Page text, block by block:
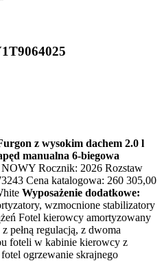
z wysokim dachem 2.0 l
manualna 6-biegowa
Rocznik: 2026 Rozstaw
Cena katalogowa: 260 305,00
Wyposażenie dodatkowe:
wzmocnione stabilizatory
Fotel kierowcy amortyzowany
pełną regulacją, z dwoma
foteli w kabinie kierowcy z
ogrzewanie skrajnego